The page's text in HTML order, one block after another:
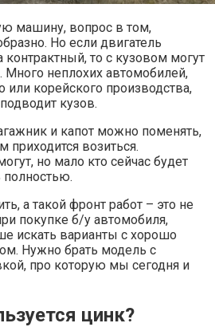
машину, вопрос в том,
Но если двигатель
то с кузовом могут
неплохих автомобилей,
или корейского производства,
кузов.
и капот можно поменять,
приходится возиться.
но мало кто сейчас будет
полностью.
а такой фронт работ – это не
покупке б/у автомобиля,
искать варианты с хорошо
Нужно брать модель с
про которую мы сегодня и
цинк?